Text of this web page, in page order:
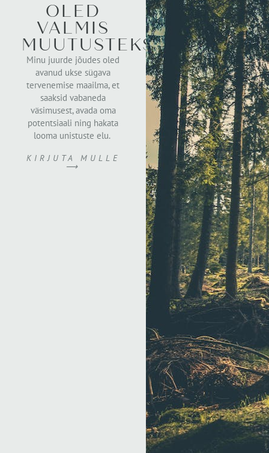
OLED
VALMIS
MUUTUSTEKS?
Minu juurde jõudes oled
avanud ukse sügava
tervenemise maailma, et
saaksid vabaneda
väsimusest, avada oma
potentsiaali ning hakata
looma unistuste elu.
KIRJUTA MULLE
⟶